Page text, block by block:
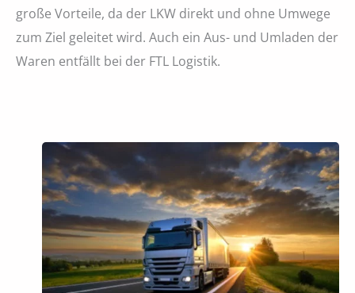
große Vorteile, da der LKW direkt und ohne Umwege
zum Ziel geleitet wird. Auch ein Aus- und Umladen der
Waren entfällt bei der FTL Logistik.